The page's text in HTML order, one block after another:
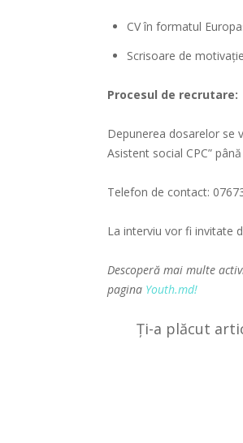
CV în formatul
Scrisoare de
Procesul de recrutare:
Depunerea dosarelor se
Asistent social CPC”
Telefon de contact:
La interviu vor fi invitate
Descoperă mai multe
pagina Youth.md!
Ți-a plăcut